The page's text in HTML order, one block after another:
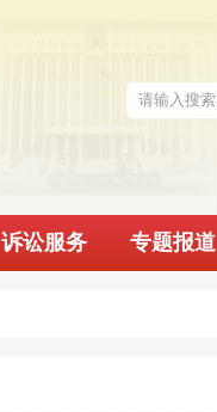
诉讼服务 专题报道